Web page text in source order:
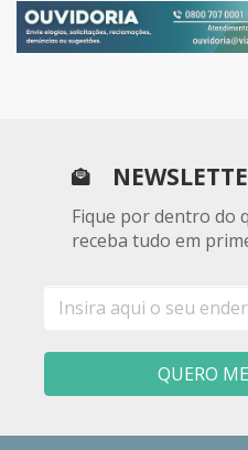
Fique por dentro do
receba tudo em
mail
QUERO